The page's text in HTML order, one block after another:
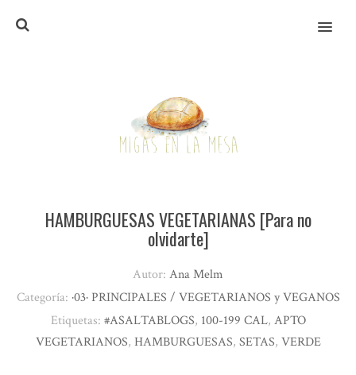
MENU
HAMBURGUESAS VEGETARIANAS [Para no
olvidarte]
Autor: Ana Melm
Categoría: ·03· PRINCIPALES / VEGETARIANOS y VEGANOS
Etiquetas: #ASALTABLOGS, 100-199 CAL, APTO
VEGETARIANOS, HAMBURGUESAS, SETAS, VERDE